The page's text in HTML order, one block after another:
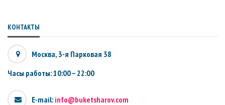
КОНТАКТЫ
Москва, 3-я Парковая 38
Часы работы: 10:00 – 22:00
E-mail: info@buketsharov.com